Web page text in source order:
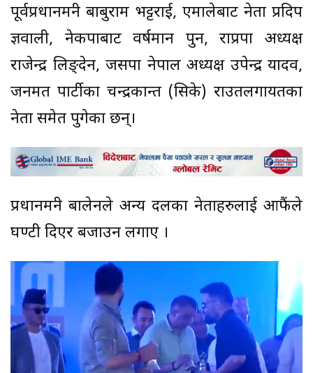
पूर्वप्रधानमन्त्री बाबुराम भट्टराई, एमालेबाट नेता प्रदिप
ज्ञवाली, नेकपाबाट वर्षमान पुन, राप्रपा अध्यक्ष
राजेन्द्र लिङ्देन, जसपा नेपाल अध्यक्ष उपेन्द्र यादव,
जनमत पार्टीका चन्द्रकान्त (सिके) राउतलगायतका
नेता समेत पुगेका छन्।
प्रधानमन्त्री बालेनले अन्य दलका नेताहरुलाई आफैंले
घण्टी दिएर बजाउन लगाए ।